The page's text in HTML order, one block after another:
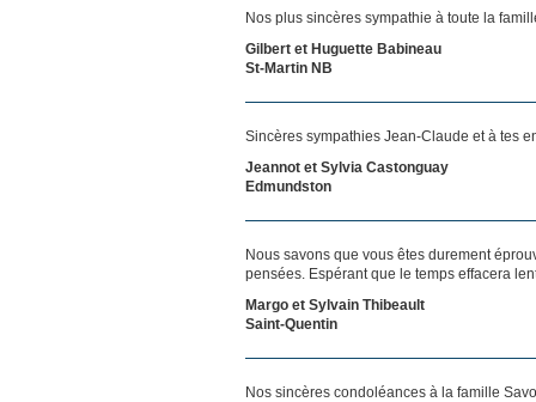
Nos plus sincères sympathie à toute la
Gilbert et Huguette Babineau
St-Martin NB
Sincères sympathies Jean-Claude et à tes
Jeannot et Sylvia Castonguay
Edmundston
Nous savons que vous êtes durement
pensées. Espérant que le temps effacera
Margo et Sylvain Thibeault
Saint-Quentin
Nos sincères condoléances à la famille